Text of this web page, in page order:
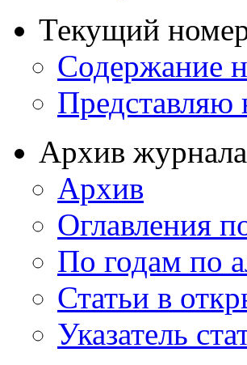
Текущий
Содержание
Представляю
Архив журнала
Архив
Оглавления
По годам по
Статьи в
Указатель